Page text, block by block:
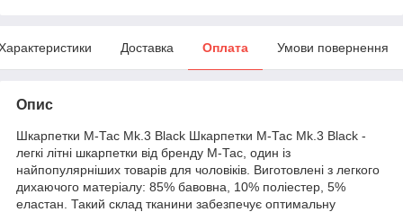
Доставка Оплата Умови повернення
Опис
Шкарпетки М-Тас Mk.3 Black Шкарпетки М-Тас Mk.3 Black -
легкі літні шкарпетки від бренду М-Тас, один із
найпопулярніших товарів для чоловіків. Виготовлені з легкого
дихаючого матеріалу: 85% бавовна, 10% поліестер, 5%
еластан. Такий склад тканини забезпечує оптимальну